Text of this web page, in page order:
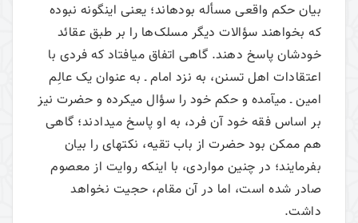
بیان حکم واقعی مسأله بوده­اند؛ یعنی این­گونه نبوده
که بخواهند سؤالات دیگر مسلک‌ها را بر طبق عقائد
خودشان پاسخ دهند. گاهی اتفاق می­افتاد که فردی با
اعتقادات اهل تسنن، به نزد امام ـ به عنوان یک عالِم
امین ـ می­آمده و حکم خود را سؤال می­کرده و حضرت نیز
بر اساس فقه خود آن فرد، به او پاسخ می­دادند؛ گاهی
هم ممکن بود حضرت از باب تقیه، نکته­ای را بیان
بفرمایند؛ در چنین مواردی، با اینکه روایت از معصوم
صادر شده است، اما در آن مقام، حجیت نخواهد
داشت.